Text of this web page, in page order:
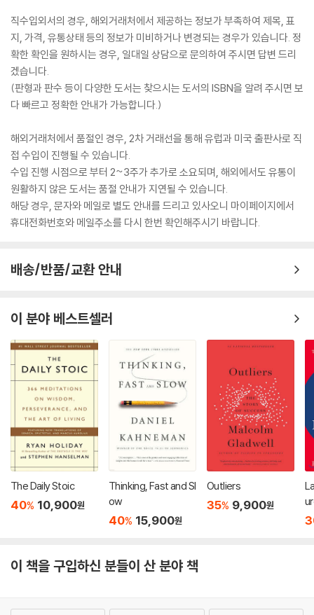
직수입외서의 경우, 해외거래처에서 제공하는 정보가 부족하여 제목, 표
지, 가격, 유통상태 등의 정보가 미비하거나 변경되는 경우가 있습니다. 정
확한 확인을 원하시는 경우, 일대일 상담으로 문의하여 주시면 답변 드리
겠습니다.
(판형과 판수 등이 다양한 도서는 찾으시는 도서의 ISBN을 알려 주시면 보
다 빠르고 정확한 안내가 가능합니다.)
해외거래처에서 품절인 경우, 2차 거래선을 통해 유럽과 미국 출판사로 직
접 수입이 진행될 수 있습니다.
수입 진행 시점으로 부터 2~3주가 추가로 소요되며, 해외에서도 유통이
원활하지 않은 도서는 품절 안내가 지연될 수 있습니다.
해당 경우, 문자와 메일로 별도 안내를 드리고 있사오니 마이페이지에서
휴대전화번호와 메일주소를 다시 한번 확인해주시기 바랍니다.
배송/반품/교환 안내
이 분야 베스트셀러
The Daily Stoic
40% 10,900원
Thinking, Fast and Sl
ow
40% 15,900원
Outliers
35% 9,900원
이 책을 구입하신 분들이 산 분야 책